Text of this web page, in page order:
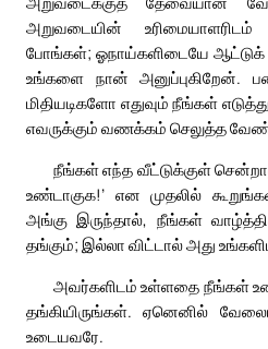
அறுவடையின் உரிமையாளரிடம்
போங்கள்; ஓநாய்களிடையே ஆட்டுக்
உங்களை நான்
மிதியடிகளோ எதுவும் நீங்கள்
எவருக்கும் வணக்கம் செலுத்த
நீங்கள் எந்த வீட்டுக்குள்
உண்டாகுக!’ என முதலில்
அங்கு இருந்தால், நீங்கள்
தங்கும்; இல்லா விட்டால் அது
அவர்களிடம் உள்ளதை நீங்கள்
தங்கியிருங்கள். ஏனெனில்
உடையவரே.